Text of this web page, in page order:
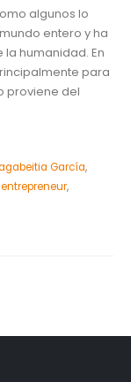
algunos lo
entero y ha
humanidad. En
para
proviene del
García,
entrepreneur,